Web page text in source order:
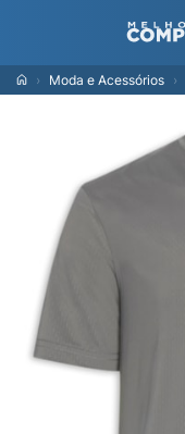
Moda e Acessórios